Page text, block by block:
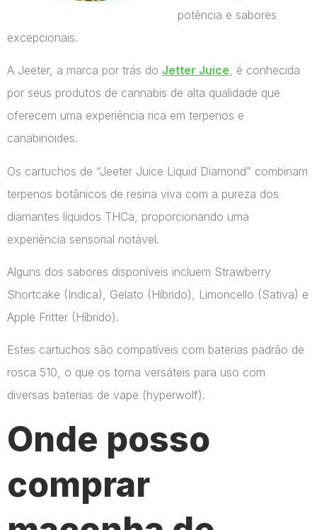
potência e sabores
excepcionais.
A Jeeter, a marca por trás do Jetter Juice, é conhecida
por seus produtos de cannabis de alta qualidade que
oferecem uma experiência rica em terpenos e
canabinoides.
Os cartuchos de “Jeeter Juice Liquid Diamond” combinam
terpenos botânicos de resina viva com a pureza dos
diamantes líquidos THCa, proporcionando uma
experiência sensorial notável.
Alguns dos sabores disponíveis incluem Strawberry
Shortcake (Indica), Gelato (Híbrido), Limoncello (Sativa) e
Apple Fritter (Híbrido).
Estes cartuchos são compatíveis com baterias padrão de
rosca 510, o que os torna versáteis para uso com
diversas baterias de vape​ (hyperwolf)​.
Onde posso
comprar